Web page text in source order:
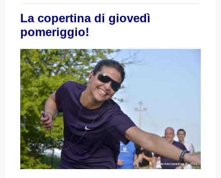
La copertina di giovedì
pomeriggio!